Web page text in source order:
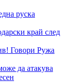
руска
край след
Говори Ружа
да атакува